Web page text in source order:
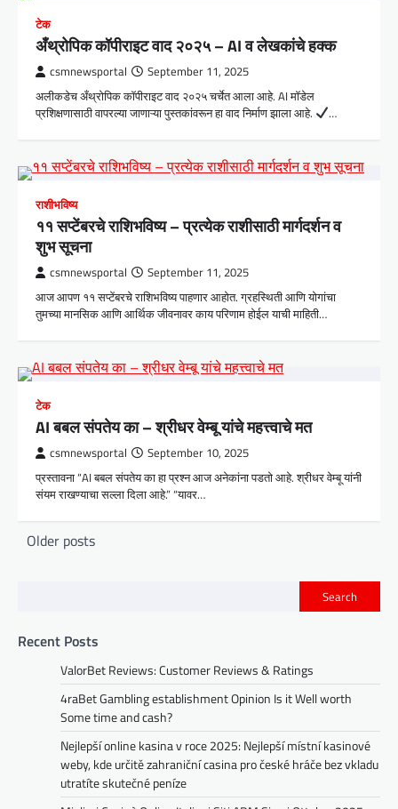
टेक
अँथ्रोपिक कॉपीराइट वाद २०२५ – AI व लेखकांचे हक्क
csmnewsportal September 11, 2025
अलीकडेच अँथ्रोपिक कॉपीराइट वाद २०२५ चर्चेत आला आहे. AI मॉडेल
प्रशिक्षणासाठी वापरल्या जाणाऱ्या पुस्तकांवरून हा वाद निर्माण झाला आहे.
…
राशीभविष्य
११ सप्टेंबरचे राशिभविष्य – प्रत्येक राशीसाठी मार्गदर्शन व
शुभ सूचना
csmnewsportal September 11, 2025
आज आपण ११ सप्टेंबरचे राशिभविष्य पाहणार आहोत. ग्रहस्थिती आणि योगांचा
तुमच्या मानसिक आणि आर्थिक जीवनावर काय परिणाम होईल याची माहिती…
टेक
AI बबल संपतेय का – श्रीधर वेम्बू यांचे महत्त्वाचे मत
csmnewsportal September 10, 2025
प्रस्तावना “AI बबल संपतेय का हा प्रश्न आज अनेकांना पडतो आहे. श्रीधर वेम्बू यांनी
संयम राखण्याचा सल्ला दिला आहे.” “यावर…
s
Older posts
Search
Recent Posts
ValorBet Reviews: Customer Reviews & Ratings
4raBet Gambling establishment Opinion Is it Well worth
Some time and cash?
Nejlepší online kasina v roce 2025: Nejlepší místní kasinové
weby, kde určitě zahraniční casina pro české hráče bez vkladu
utratíte skutečné peníze